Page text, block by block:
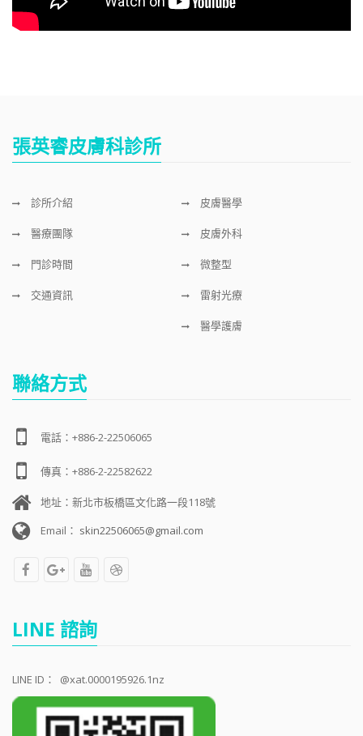
張英睿皮膚科診所
診所介紹 皮膚醫學
醫療團隊 皮膚外科
門診時間 微整型
交通資訊 雷射光療
醫學護膚
聯絡方式
電話：+886-2-22506065
傳真：+886-2-22582622
地址：新北市板橋區文化路一段118號
Email： skin22506065@gmail.com
LINE 諮詢
LINE ID： @xat.0000195926.1nz